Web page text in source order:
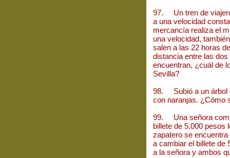
97. Un tren de
a una velocidad
mercancía realiza el
una velocidad,
salen a las 22 horas
distancia entre las
encuentran, ¿cuál de
Sevilla?
98. Subió a un árbol
con naranjas. ¿Cómo
99. Una señora
billete de 5.000 pesos
zapatero se
a cambiar el billete de
a la señora y ambos